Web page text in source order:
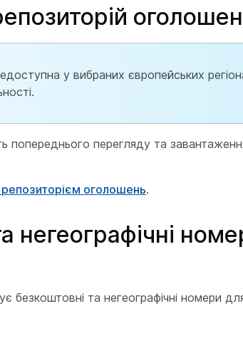
у вибраних європейських
попереднього перегляду та
оголошень.
негеографічні
безкоштовні та негеографічні номери